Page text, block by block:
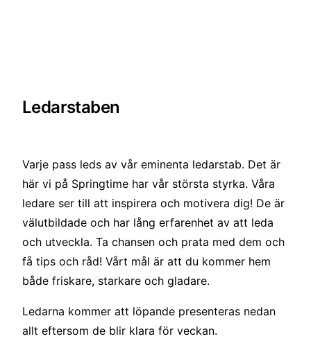
Ledarstaben
Varje pass leds av vår eminenta ledarstab. Det är
här vi på Springtime har vår största styrka. Våra
ledare ser till att inspirera och motivera dig! De är
välutbildade och har lång erfarenhet av att leda
och utveckla. Ta chansen och prata med dem och
få tips och råd! Vårt mål är att du kommer hem
både friskare, starkare och gladare.
Ledarna kommer att löpande presenteras nedan
allt eftersom de blir klara för veckan.